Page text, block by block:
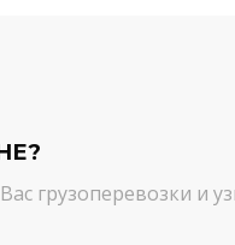
грузоперевозки и